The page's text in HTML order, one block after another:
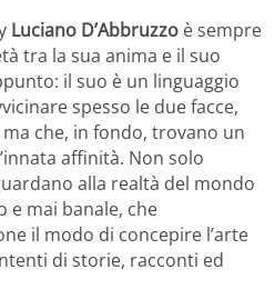
Luciano D’Abbruzzo è sempre
tra la sua anima e il suo
il suo è un linguaggio
spesso le due facce,
che, in fondo, trovano un
affinità. Non solo
alla realtà del mondo
e mai banale, che
il modo di concepire l’arte
di storie, racconti ed